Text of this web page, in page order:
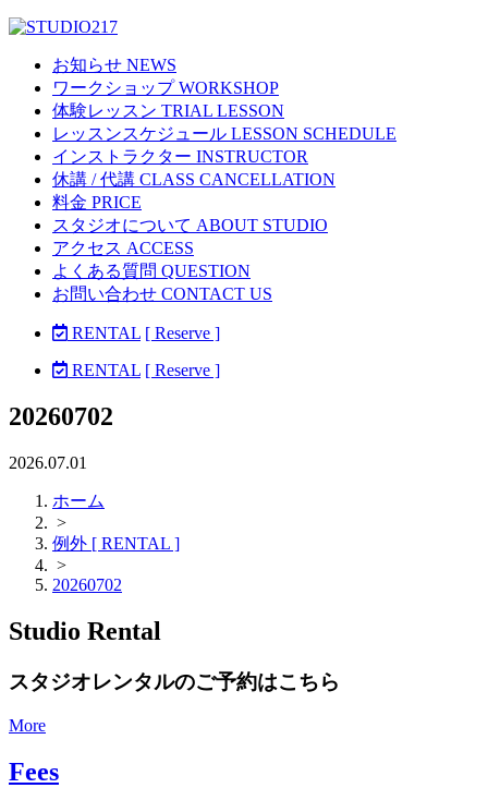
お知らせ NEWS
ワークショップ WORKSHOP
体験レッスン TRIAL LESSON
レッスンスケジュール LESSON SCHEDULE
インストラクター INSTRUCTOR
休講 / 代講 CLASS CANCELLATION
料金 PRICE
スタジオについて ABOUT STUDIO
アクセス ACCESS
よくある質問 QUESTION
お問い合わせ CONTACT US
RENTAL [ Reserve ]
RENTAL [ Reserve ]
20260702
2026.07.01
ホーム
>
例外 [ RENTAL ]
>
20260702
Studio Rental
スタジオレンタルのご予約はこちら
More
Fees